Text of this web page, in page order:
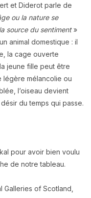
et Diderot parle de
ou la nature se
source du sentiment»
animal domestique : il
la cage ouverte
jeune fille peut être
légère mélancolie ou
l’oiseau devient
du temps qui passe.
pour avoir bien voulu
de notre tableau.
Galleries of Scotland,